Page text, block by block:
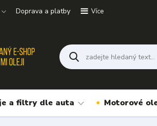
Doprava a platby Více
a filtry dle auta Motorové